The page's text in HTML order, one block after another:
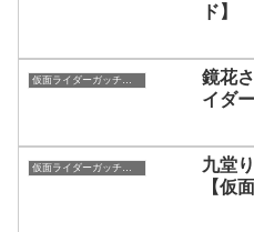
ド】
鏡花
イダ
仮面ライダーガッチャード
九堂
【仮